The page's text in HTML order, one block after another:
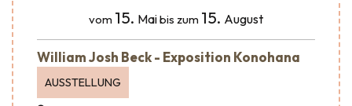
vom 15. Maibis zum 15. August
William Josh Beck - Exposition Konohana
AUSSTELLUNG